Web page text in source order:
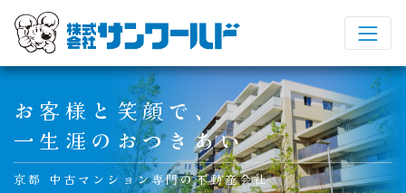
Main Navigation
お客様と笑顔で、
一生涯のおつきあい
京都 中古マンション専門の不動産会社